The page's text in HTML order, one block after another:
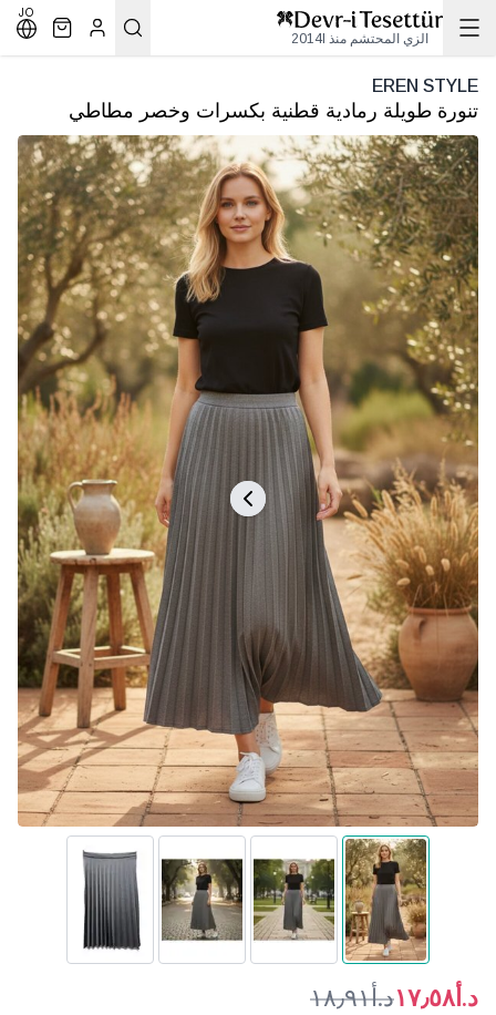
الزي المحتشم منذ 2014l
JO
EREN STYLE
تنورة طويلة رمادية قطنية بكسرات وخصر مطاطي
د.أ١٧٫٥٨ د.أ١٨٫٩١